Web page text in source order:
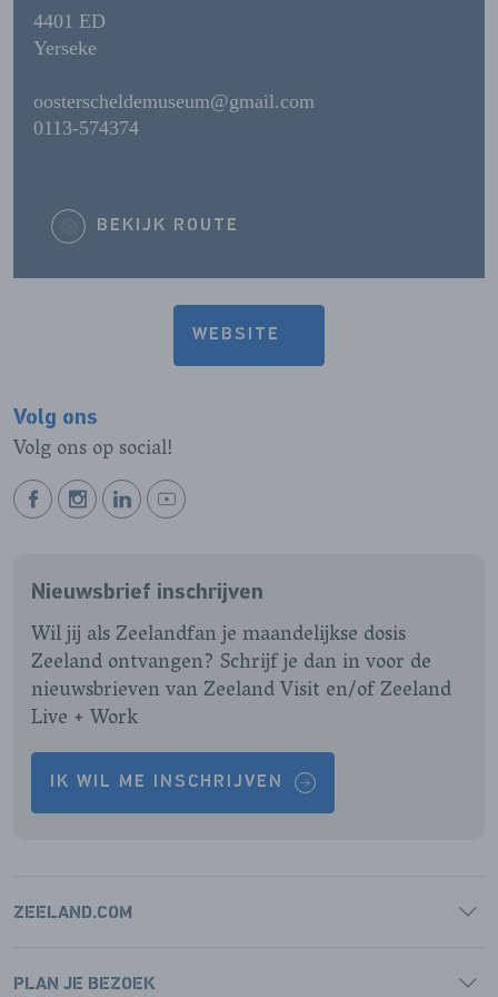
4401 ED
Yerseke
oosterscheldemuseum@gmail.com
0113-574374
BEKIJK ROUTE
WEBSITE
Volg ons
Volg ons op social!
BEKIJK
PAGINA
BEKIJK
PAGINA
BEKIJK
PAGINA
BEKIJK
PAGINA
Nieuwsbrief inschrijven
Wil jij als Zeelandfan je maandelijkse dosis
Zeeland ontvangen? Schrijf je dan in voor de
nieuwsbrieven van Zeeland Visit en/of Zeeland
Live + Work
IK WIL ME INSCHRIJVEN
ZEELAND.COM
PLAN JE BEZOEK